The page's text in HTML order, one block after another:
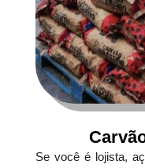
Se você é lojista,